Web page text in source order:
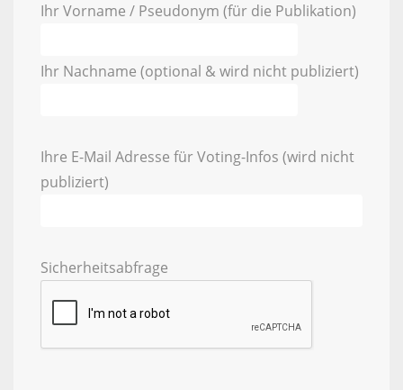
Ihr Vorname / Pseudonym (für die Publikation)
Ihr Nachname (optional & wird nicht publiziert)
Ihre E-Mail Adresse für Voting-Infos (wird nicht
publiziert)
Sicherheitsabfrage